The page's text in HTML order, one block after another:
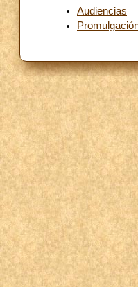
Audiencias